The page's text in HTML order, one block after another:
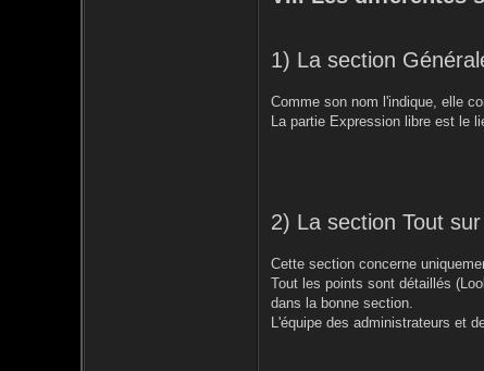
1) La section
Comme son nom l'indique, elle
La partie Expression libre est le
2) La section Tout
Cette section concerne
Tout les points sont détaillés
dans la bonne section.
L'équipe des administrateurs et